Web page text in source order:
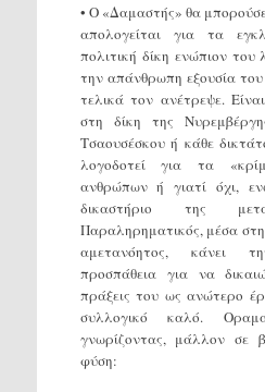
• Ο «Δαμαστής» θα
απολογείται για τα
πολιτική δίκη ενώπιον
την απάνθρωπη εξουσία
τελικά τον ανέτρεψε.
στη δίκη της
Τσαουσέσκου ή κάθε
λογοδοτεί για τα
ανθρώπων ή γιατί όχι,
δικαστήριο της
Παραληρηματικός, μέσα
αμετανόητος, κάνει
προσπάθεια για να
πράξεις του ως ανώτερο
συλλογικό καλό.
γνωρίζοντας, μάλλον σε
φύση: